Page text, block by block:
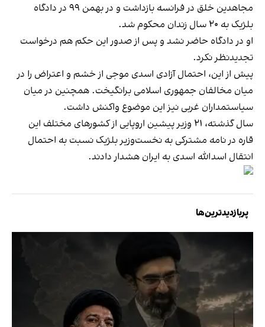
مجاهدین خلق در فرانسه بازداشت و در بهمن ۹۹ در دادگاه
بلژیک به ۲۰ سال زندان محکوم شد.
او در دادگاه حاضر نشد و پس از صدور این حکم هم درخواست
تجدیدنظر نکرد.
پیش از این، احتمال آزادی اسدی موجی از خشم و اعتراض را در
میان مخالفان جمهوری اسلامی برانگیخت. همچنین در میان
سیاستمداران غربی نیز این موضوع واکنش داشت.
سال گذشته، ۲۱ وزیر پیشین اروپایی از کشورهای مختلف این
قاره در نامه مشترکی به نخست‌وزیر بلژیک نسبت به احتمال
انتقال اسدالله اسدی به ایران هشدار دادند.
پربازدیدترین‌ها